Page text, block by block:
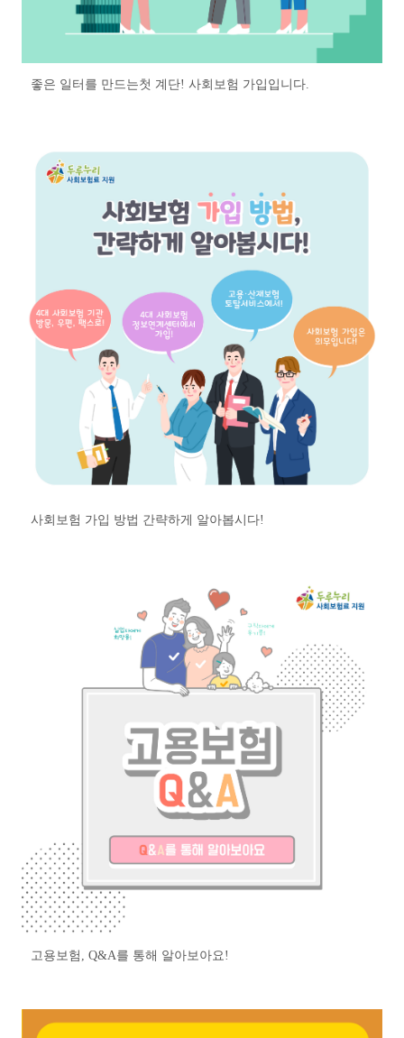
좋은 일터를 만드는첫 계단! 사회보험 가입입니다.
사회보험 가입 방법 간략하게 알아봅시다!
고용보험, Q&A를 통해 알아보아요!